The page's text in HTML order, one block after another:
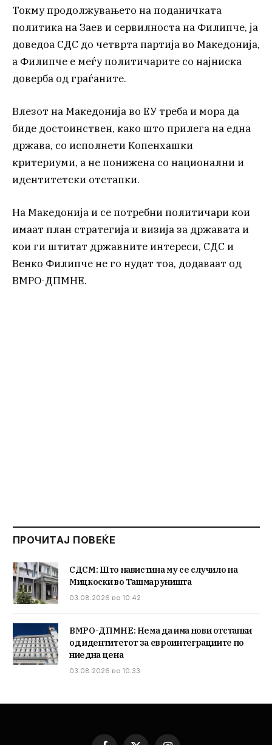
Токму продолжувањето на поданичката
политика на Заев и сервилноста на Филипче, ја
доведоа СДС до четврта партија во Македонија,
а Филипче е меѓу политичарите со најниска
доверба од граѓаните.
Влезот на Македонија во ЕУ треба и мора да
биде достоинствен, како што прилега на една
држава, со исполнети Копенхашки
критериуми, а не понижена со национални и
идентитетски отстапки.
На Македонија и се потребни политичари кои
имаат план стратегија и визија за државата и
кои ги штитат државните интереси, СДС и
Венко Филипче не го нудат тоа, додаваат од
ВМРО-ДПМНЕ.
ПРОЧИТАЈ ПОВЕЌЕ
СДСМ: Што навистина му се случило на
Мицкоски во Ташмаруништа
03.08.2026 во 10:42
ВМРО-ДПМНЕ: Нема да има нови отстапки
од идентитетот за евроинтеграциите по
ниедна цена
03.08.2026 во 10:33